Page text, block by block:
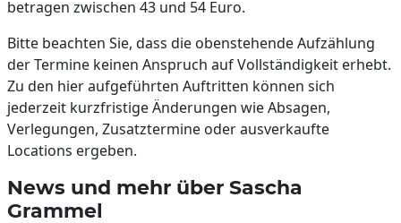
betragen zwischen 43 und 54 Euro.
Bitte beachten Sie, dass die obenstehende Aufzählung
der Termine keinen Anspruch auf Vollständigkeit erhebt.
Zu den hier aufgeführten Auftritten können sich
jederzeit kurzfristige Änderungen wie Absagen,
Verlegungen, Zusatztermine oder ausverkaufte
Locations ergeben.
News und mehr über Sascha
Grammel